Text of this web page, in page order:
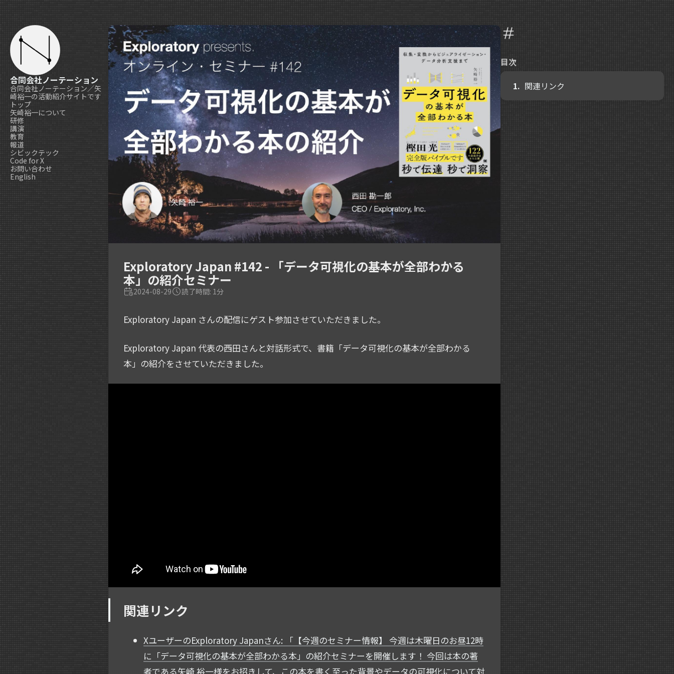
合同会社ノーテーション
合同会社ノーテーション／矢
崎裕一の活動紹介サイトです
トップ
矢崎裕一について
研修
講演
教育
報道
シビックテック
Code for X
お問い合わせ
English
目次
関連リンク
Exploratory Japan #142 - 「データ可視化の基本が全部わかる
本」の紹介セミナー
2024-08-29 読了時間: 1分
Exploratory Japan さんの配信にゲスト参加させていただきました。
Exploratory Japan 代表の西田さんと対話形式で、書籍「データ可視化の基本が全部わかる
本」の紹介をさせていただきました。
関連リンク
XユーザーのExploratory Japanさん: 「【今週のセミナー情報】 今週は木曜日のお昼12時
に「データ可視化の基本が全部わかる本」の紹介セミナーを開催します！ 今回は本の著
者である矢崎 裕一様をお招きして、この本を書く至った背景やデータの可視化について対